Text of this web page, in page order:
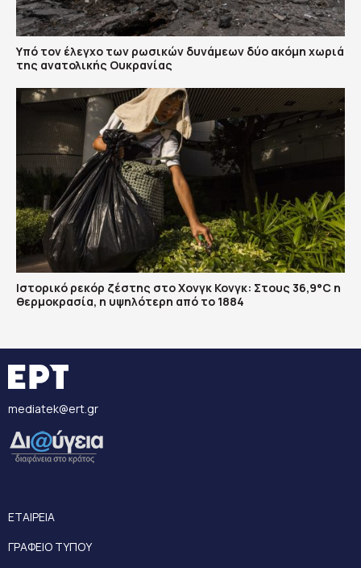
Υπό τον έλεγχο των ρωσικών δυνάμεων δύο ακόμη χωριά
της ανατολικής Ουκρανίας
Ιστορικό ρεκόρ ζέστης στο Χονγκ Κονγκ: Στους 36,9°C η
θερμοκρασία, η υψηλότερη από το 1884
mediatek@ert.gr
ΕΤΑΙΡΕΙΑ
ΓΡΑΦΕΙΟ ΤΥΠΟΥ